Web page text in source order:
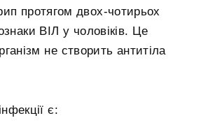
протягом двох-чотирьох
ВІЛ у чоловіків. Це
не створить антитіла
є: